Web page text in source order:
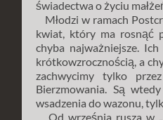
świadectwa o życiu
Młodzi w ramach
kwiat, który ma rosnąć
chyba najważniejsze.
krótkowzrocznością, a
zachwycimy tylko
Bierzmowania. Są
wsadzenia do wazonu,
Od września rusza w